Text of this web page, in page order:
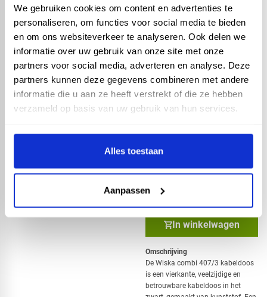
We gebruiken cookies om content en advertenties te
personaliseren, om functies voor social media te bieden
en om ons websiteverkeer te analyseren. Ook delen we
informatie over uw gebruik van onze site met onze
partners voor social media, adverteren en analyse. Deze
partners kunnen deze gegevens combineren met andere
informatie die u aan ze heeft verstrekt of die ze hebben
verzameld op basis van uw gebruik van hun services.
Alles toestaan
Aanpassen
Kabeldoos - wiska combi
206 - 85x49x51 RAL
9005 zwart
6,55 incl. BTW
5,42 excl. BTW
In winkelwagen
Omschrijving
De Wiska combi 407/3 kabeldoos
is een vierkante, veelzijdige en
betrouwbare kabeldoos in het